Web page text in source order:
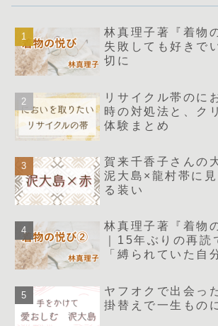
林真理子著『着物
失敗しても好きで
切に
リサイクル帯のに
時の対処法と、ク
体験まとめ
賀来千香子さんの
泥大島×龍村帯に
る装い
林真理子著『着物
｜15年ぶりの再読
「縛られていた自
ヤフオクで出会っ
掛替えで一生もの